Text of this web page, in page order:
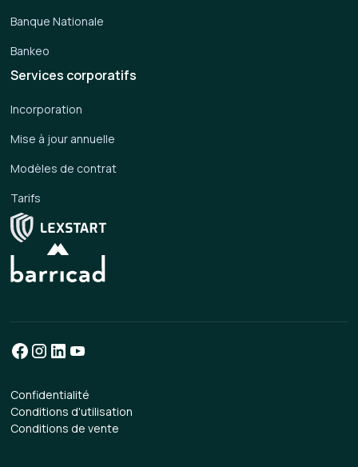
Services corporatifs
Incorporation
Mise à jour annuelle
Modèles de contrat
Tarifs
Banque Nationale
Bankeo
Confidentialité
Conditions d'utilisation
Conditions de vente